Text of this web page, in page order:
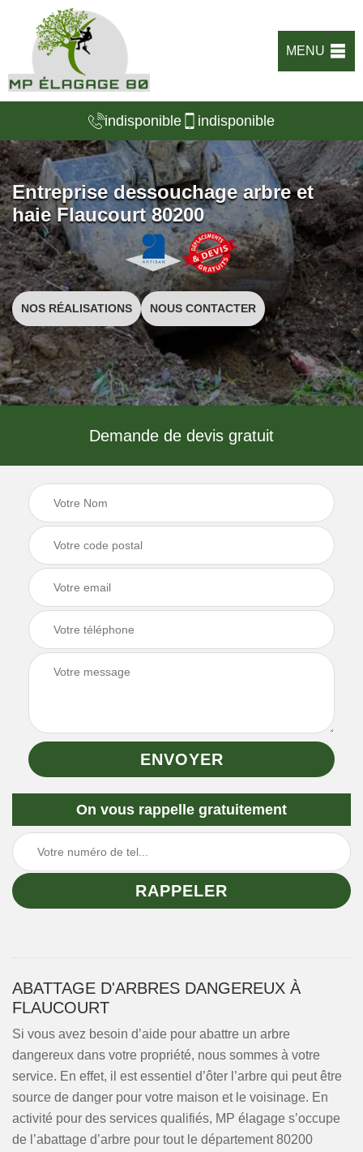
MENU
indisponible indisponible
Entreprise dessouchage arbre et
haie Flaucourt 80200
NOS RÉALISATIONS NOUS CONTACTER
Demande de devis gratuit
On vous rappelle gratuitement
ABATTAGE D'ARBRES DANGEREUX À
FLAUCOURT
Si vous avez besoin d’aide pour abattre un arbre
dangereux dans votre propriété, nous sommes à votre
service. En effet, il est essentiel d’ôter l’arbre qui peut être
source de danger pour votre maison et le voisinage. En
activité pour des services qualifiés, MP élagage s’occupe
de l’abattage d’arbre pour tout le département 80200